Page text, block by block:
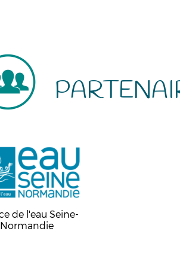
de l'eau Seine-
Normandie